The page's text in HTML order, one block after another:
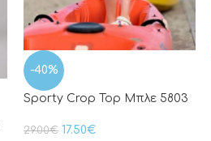
-40%
Sporty Crop Top Μπλε 5803
29.00€ 17.50€